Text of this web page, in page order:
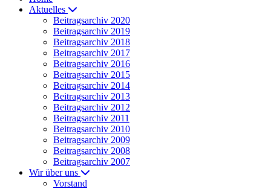
Aktuelles
Beitragsarchiv 2020
Beitragsarchiv 2019
Beitragsarchiv 2018
Beitragsarchiv 2017
Beitragsarchiv 2016
Beitragsarchiv 2015
Beitragsarchiv 2014
Beitragsarchiv 2013
Beitragsarchiv 2012
Beitragsarchiv 2011
Beitragsarchiv 2010
Beitragsarchiv 2009
Beitragsarchiv 2008
Beitragsarchiv 2007
Wir über uns
Vorstand